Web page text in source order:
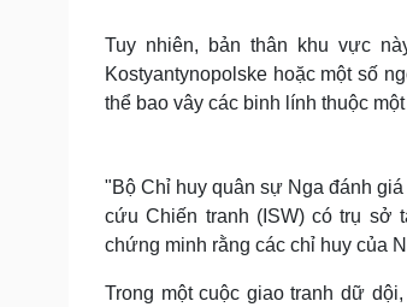
Tuy nhiên, bản thân khu vực
Kostyantynopolske hoặc một số
thể bao vây các binh lính thuộc
"Bộ Chỉ huy quân sự Nga đánh
cứu Chiến tranh (ISW) có trụ sở
chứng minh rằng các chỉ huy của
Trong một cuộc giao tranh dữ